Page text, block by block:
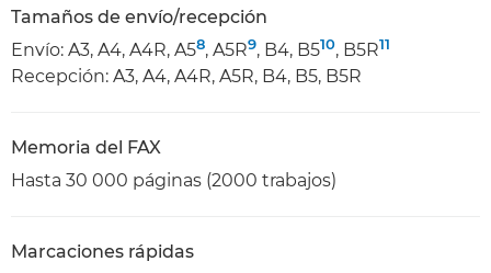
Tamaños de envío/recepción
Envío: A3, A4, A4R, A58, A5R9, B4, B510, B5R11
Recepción: A3, A4, A4R, A5R, B4, B5, B5R
Memoria del FAX
Hasta 30 000 páginas (2000 trabajos)
Marcaciones rápidas